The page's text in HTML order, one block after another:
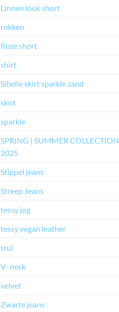
Linnen look short
rokken
Roze short
shirt
Sibelle skirt sparkle zand
skirt
sparkle
SPRING | SUMMER COLLECTION
2025
Stippel jeans
Streep Jeans
tessy jog
tessy vegan leather
trui
V- neck
velvet
Zwarte jeans